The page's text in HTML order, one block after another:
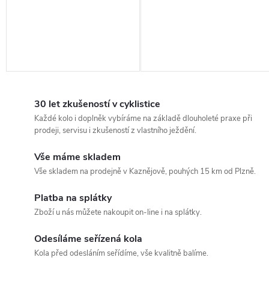
30 let zkušeností v cyklistice
Každé kolo i doplněk vybíráme na základě dlouholeté praxe při
prodeji, servisu i zkušeností z vlastního ježdění.
Vše máme skladem
Vše skladem na prodejně v Kaznějově, pouhých 15 km od Plzně.
Platba na splátky
Zboží u nás můžete nakoupit on-line i na splátky.
Odesíláme seřízená kola
Kola před odesláním seřídíme, vše kvalitně balíme.